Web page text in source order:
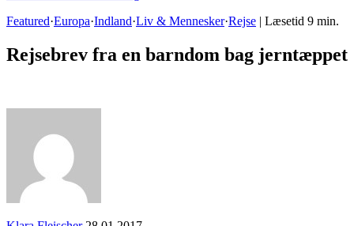
Featured·Europa·Indland·Liv & Mennesker·Rejse Læsetid 9 min.
Rejsebrev fra en barndom bag jerntæppet